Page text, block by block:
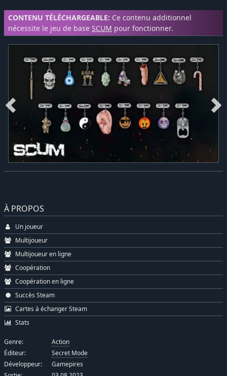
CONTENU TÉLÉCHARGEABLE: Ce contenu additionnel
nécessite le jeu de base SCUM pour fonctionner.
À PROPOS
Un joueur
Multijoueur
Multijoueur en ligne
Coopération
Coopération en ligne
Succès Steam
Cartes à échanger Steam
Stats
Genre:
Action
Éditeur:
Secret Mode
Développeur:
Gamepires